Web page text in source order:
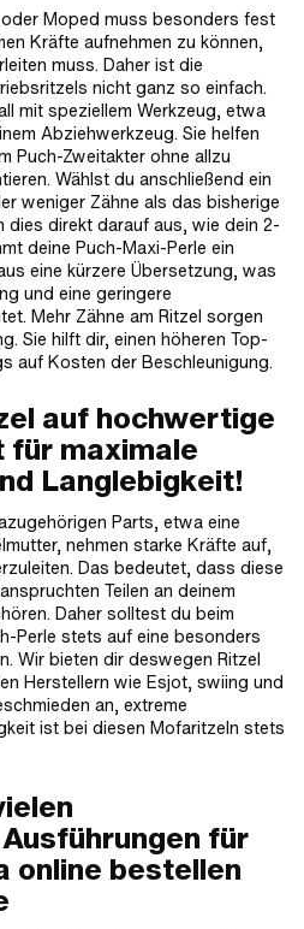
Moped muss besonders fest
Kräfte aufnehmen zu können,
muss. Daher ist die
nicht ganz so einfach.
mit speziellem Werkzeug, etwa
Abziehwerkzeug. Sie helfen
Puch-Zweitakter ohne allzu
Wählst du anschließend ein
weniger Zähne als das bisherige
dies direkt darauf aus, wie dein 2-
deine Puch-Maxi-Perle ein
eine kürzere Übersetzung, was
und eine geringere
Mehr Zähne am Ritzel sorgen
Sie hilft dir, einen höheren Top-
auf Kosten der Beschleunigung.
auf hochwertige
maximale
Langlebigkeit!
Parts, etwa eine
nehmen starke Kräfte auf,
Das bedeutet, dass diese
Teilen an deinem
Daher solltest du beim
Perle stets auf eine besonders
Wir bieten dir deswegen Ritzel
Herstellern wie Esjot, swiing und
an, extreme
ist bei diesen Mofaritzeln stets
für
online bestellen